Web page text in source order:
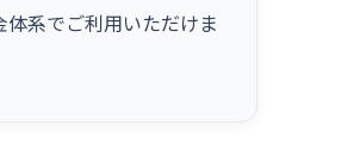
系でご利用いただけま